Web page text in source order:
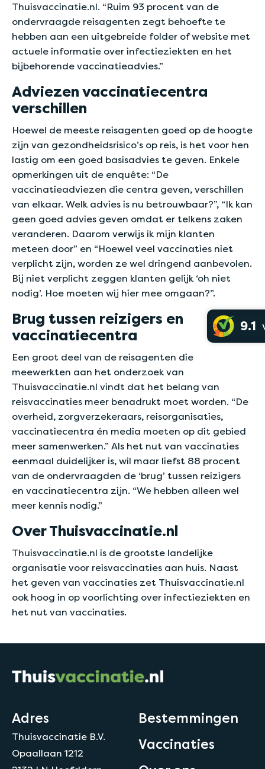
Thuisvaccinatie.nl. “Ruim 93 procent van de
ondervraagde reisagenten zegt behoefte te
hebben aan een uitgebreide folder of website met
actuele informatie over infectieziekten en het
bijbehorende vaccinatieadvies.”
Adviezen vaccinatiecentra
verschillen
Hoewel de meeste reisagenten goed op de hoogte
zijn van gezondheidsrisico’s op reis, is het voor hen
lastig om een goed basisadvies te geven. Enkele
opmerkingen uit de enquête: “De
vaccinatieadviezen die centra geven, verschillen
van elkaar. Welk advies is nu betrouwbaar?”, “Ik kan
geen goed advies geven omdat er telkens zaken
veranderen. Daarom verwijs ik mijn klanten
meteen door” en “Hoewel veel vaccinaties niet
verplicht zijn, worden ze wel dringend aanbevolen.
Bij niet verplicht zeggen klanten gelijk ‘oh niet
nodig’. Hoe moeten wij hier mee omgaan?”.
Brug tussen reizigers en
vaccinatiecentra
Een groot deel van de reisagenten die
meewerkten aan het onderzoek van
Thuisvaccinatie.nl vindt dat het belang van
reisvaccinaties meer benadrukt moet worden. “De
overheid, zorgverzekeraars, reisorganisaties,
vaccinatiecentra én media moeten op dit gebied
meer samenwerken.” Als het nut van vaccinaties
eenmaal duidelijker is, wil maar liefst 88 procent
van de ondervraagden de ‘brug’ tussen reizigers
en vaccinatiecentra zijn. “We hebben alleen wel
meer kennis nodig.”
Over Thuisvaccinatie.nl
Thuisvaccinatie.nl is de grootste landelijke
organisatie voor reisvaccinaties aan huis. Naast
het geven van vaccinaties zet Thuisvaccinatie.nl
ook hoog in op voorlichting over infectieziekten en
het nut van vaccinaties.
9.1
Adres
Thuisvaccinatie B.V.
Opaallaan 1212
Bestemmingen
Vaccinaties